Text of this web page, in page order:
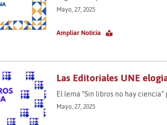
Mayo, 27, 2025
Ampliar Noticia
Las Editoriales UNE
El lema “Sin libros no hay
Mayo, 27, 2025